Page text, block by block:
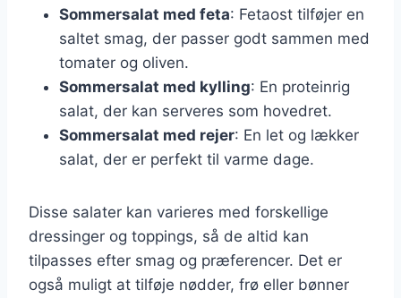
Sommersalat med feta: Fetaost tilføjer en
saltet smag, der passer godt sammen med
tomater og oliven.
Sommersalat med kylling: En proteinrig
salat, der kan serveres som hovedret.
Sommersalat med rejer: En let og lækker
salat, der er perfekt til varme dage.
Disse salater kan varieres med forskellige
dressinger og toppings, så de altid kan
tilpasses efter smag og præferencer. Det er
også muligt at tilføje nødder, frø eller bønner